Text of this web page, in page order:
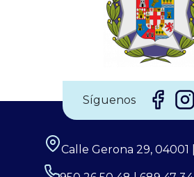
relevancia de esta iniciativa:
Síguenos
Calle Gerona 29, 04001